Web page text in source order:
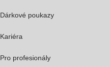
Dárkové poukazy
Kariéra
Pro profesionály